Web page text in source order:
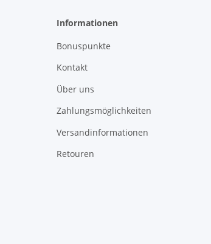
Informationen
Bonuspunkte
Kontakt
Über uns
Zahlungsmöglichkeiten
Versandinformationen
Retouren